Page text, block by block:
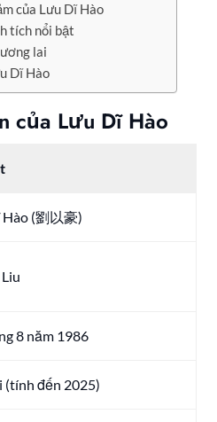
của Lưu Dĩ Hào
tích nổi bật
lai
Dĩ Hào
của Lưu Dĩ Hào
(劉以豪)
8 năm 1986
(tính đến 2025)